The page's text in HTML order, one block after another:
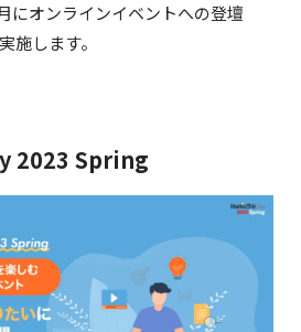
にオンラインイベントへの登壇
施します。
2023 Spring